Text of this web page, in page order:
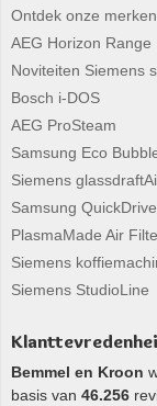
Ontdek onze merken
AEG Horizon Range
Noviteiten Siemens
Bosch i-DOS
AEG ProSteam
Samsung Eco
Siemens
Samsung QuickDrive
PlasmaMade Air
Siemens
Siemens StudioLine
Bemmel en Kroon
basis van 46.256